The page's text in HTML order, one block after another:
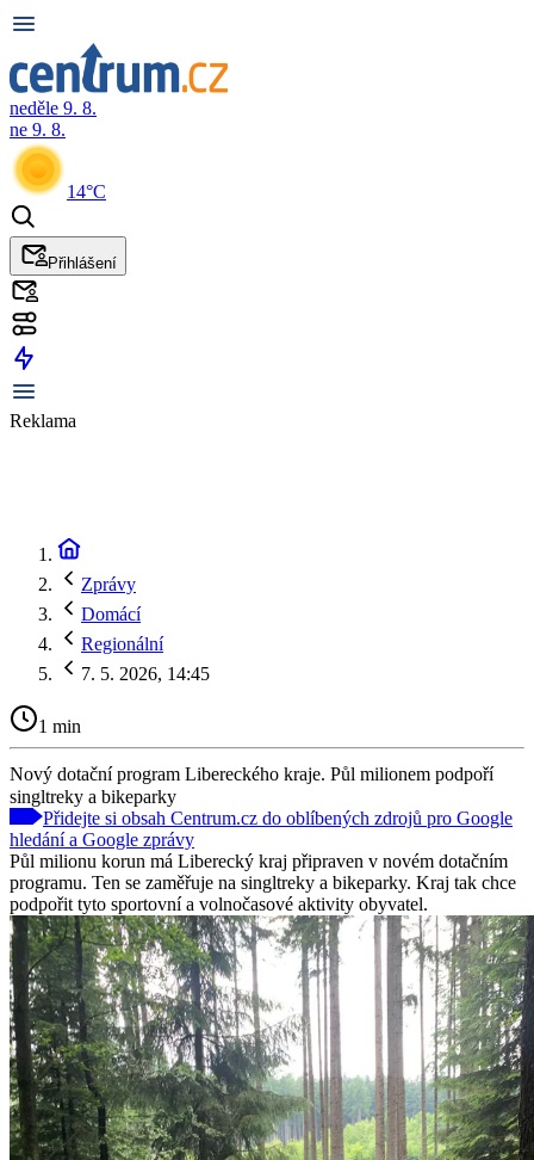
neděle 9. 8.
ne 9. 8.
14°C
Přihlášení
Reklama
Zprávy
Domácí
Regionální
7. 5. 2026, 14:45
1 min
Nový dotační program Libereckého kraje. Půl milionem podpoří
singltreky a bikeparky
Přidejte si obsah Centrum.cz do oblíbených zdrojů pro Google
hledání a Google zprávy
Půl milionu korun má Liberecký kraj připraven v novém dotačním
programu. Ten se zaměřuje na singltreky a bikeparky. Kraj tak chce
podpořit tyto sportovní a volnočasové aktivity obyvatel.